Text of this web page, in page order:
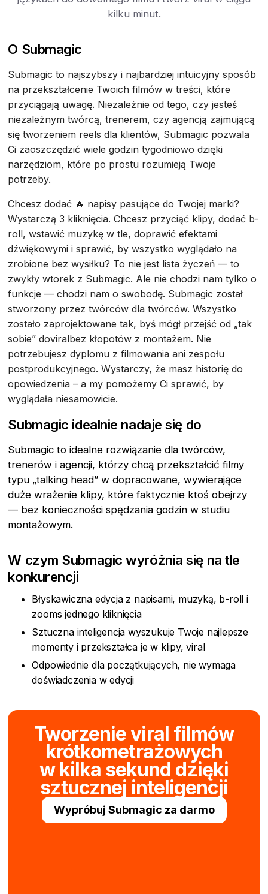
kilku minut.
O Submagic
Submagic to najszybszy i najbardziej intuicyjny sposób
na przekształcenie Twoich filmów w treści, które
przyciągają uwagę. Niezależnie od tego, czy jesteś
niezależnym twórcą, trenerem, czy agencją zajmującą
się tworzeniem reels dla klientów, Submagic pozwala
Ci zaoszczędzić wiele godzin tygodniowo dzięki
narzędziom, które po prostu rozumieją Twoje
potrzeby.
Chcesz dodać 🔥 napisy pasujące do Twojej marki?
Wystarczą 3 kliknięcia. Chcesz przyciąć klipy, dodać b-
roll, wstawić muzykę w tle, doprawić efektami
dźwiękowymi i sprawić, by wszystko wyglądało na
zrobione bez wysiłku? To nie jest lista życzeń — to
zwykły wtorek z Submagic. Ale nie chodzi nam tylko o
funkcje — chodzi nam o swobodę. Submagic został
stworzony przez twórców dla twórców. Wszystko
zostało zaprojektowane tak, byś mógł przejść od „tak
sobie” doviralbez kłopotów z montażem. Nie
potrzebujesz dyplomu z filmowania ani zespołu
postprodukcyjnego. Wystarczy, że masz historię do
opowiedzenia – a my pomożemy Ci sprawić, by
wyglądała niesamowicie.
Submagic idealnie nadaje się do
Submagic to idealne rozwiązanie dla twórców,
trenerów i agencji, którzy chcą przekształcić filmy
typu „talking head” w dopracowane, wywierające
duże wrażenie klipy, które faktycznie ktoś obejrzy
— bez konieczności spędzania godzin w studiu
montażowym.
W czym Submagic wyróżnia się na tle
konkurencji
Błyskawiczna edycja z napisami, muzyką, b-roll i
zooms jednego kliknięcia
Sztuczna inteligencja wyszukuje Twoje najlepsze
momenty i przekształca je w klipy, viral
Odpowiednie dla początkujących, nie wymaga
doświadczenia w edycji
Tworzenie viral filmów
krótkometrażowych
w kilka sekund dzięki
sztucznej inteligencji
Wypróbuj Submagic za darmo